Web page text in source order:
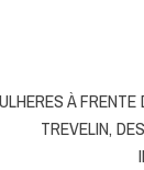
À
TREVELIN,